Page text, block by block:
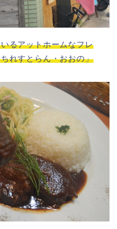
るアットホームなフレ
れすとらん・おおの」